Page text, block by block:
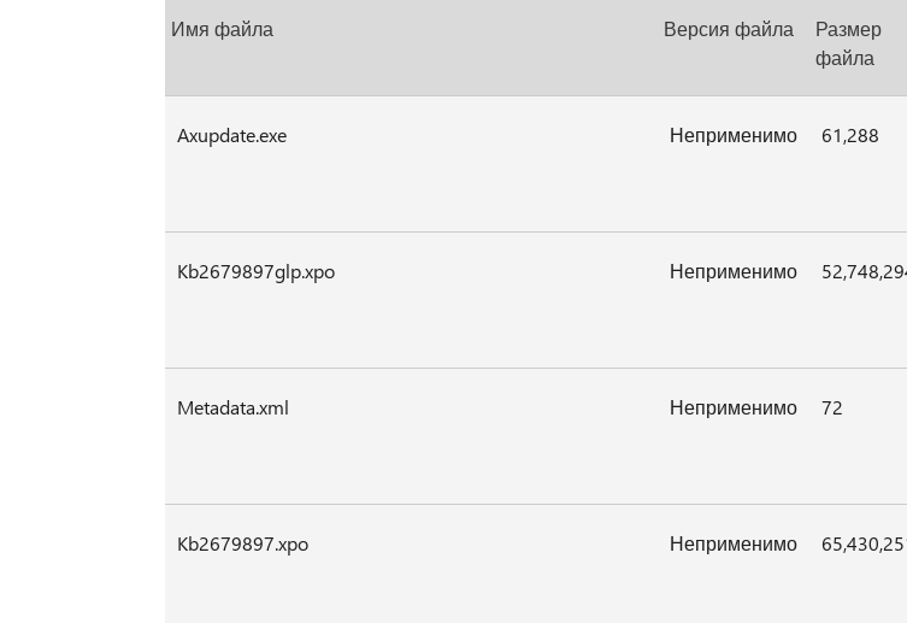
Имя файла Версия файла
Размер
файла
Axupdate.exe Неприменимо 61,288
Kb2679897glp.xpo Неприменимо
Metadata.xml Неприменимо 72
Kb2679897.xpo Неприменимо